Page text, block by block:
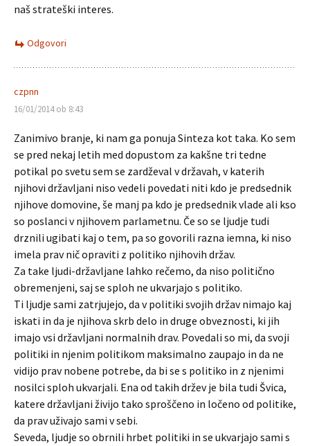
naš strateški interes.
Odgovori
czpnn
16/01/2014 ob 8:43
Zanimivo branje, ki nam ga ponuja Sinteza kot taka. Ko sem
se pred nekaj letih med dopustom za kakšne tri tedne
potikal po svetu sem se zardževal v državah, v katerih
njihovi državljani niso vedeli povedati niti kdo je predsednik
njihove domovine, še manj pa kdo je predsednik vlade ali kso
so poslanci v njihovem parlametnu. Če so se ljudje tudi
drznili ugibati kaj o tem, pa so govorili razna iemna, ki niso
imela prav nič opraviti z politiko njihovih držav.
Za take ljudi-državljane lahko rečemo, da niso politično
obremenjeni, saj se sploh ne ukvarjajo s politiko.
Ti ljudje sami zatrjujejo, da v politiki svojih držav nimajo kaj
iskati in da je njihova skrb delo in druge obveznosti, ki jih
imajo vsi državljani normalnih drav. Povedali so mi, da svoji
politiki in njenim politikom maksimalno zaupajo in da ne
vidijo prav nobene potrebe, da bi se s politiko in z njenimi
nosilci sploh ukvarjali. Ena od takih držev je bila tudi Švica,
katere državljani živijo tako sproščeno in ločeno od politike,
da prav uživajo sami v sebi.
Seveda, ljudje so obrnili hrbet politiki in se ukvarjajo sami s